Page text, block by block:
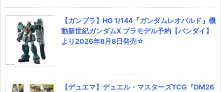
【ガンプラ】HG 1/144『ガンダムレオパルド』機
動新世紀ガンダムX プラモデル予約【バンダイ】
より2026年8月8日発売☆
【デュエマ】デュエル・マスターズTCG『DM26